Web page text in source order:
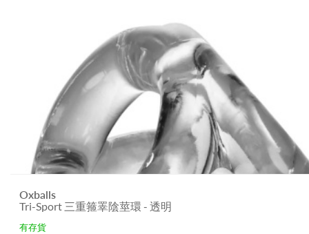
Oxballs
Tri-Sport 三重箍睪陰莖環 - 透明
有存貨